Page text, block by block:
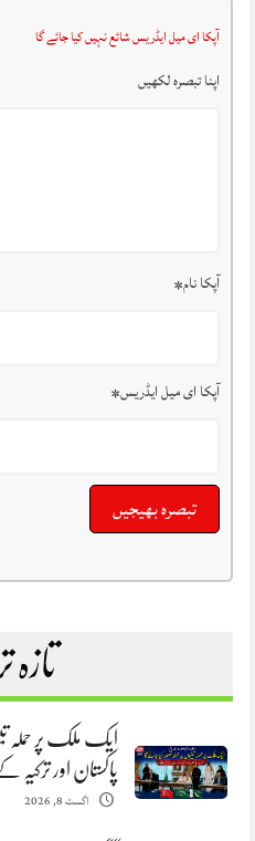
آپکا ای میل ایڈریس شائع نہیں کیا جائے گا
اپنا تبصرہ لکھیں
آپکا نام*
آپکا ای میل ایڈریس*
تازہ
ایک ملک پر حملہ
پاکستان اور ترکیہ
اگست 8, 2026